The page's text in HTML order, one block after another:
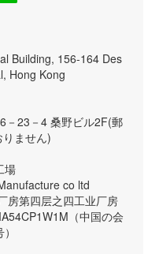
Building, 156-164 Des
Hong Kong
－23－4 桑野ビル2F(郵
ません)
場
co ltd
房第四层之四工业厂房
（中国の会